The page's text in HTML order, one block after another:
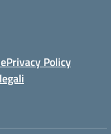
Privacy Policy